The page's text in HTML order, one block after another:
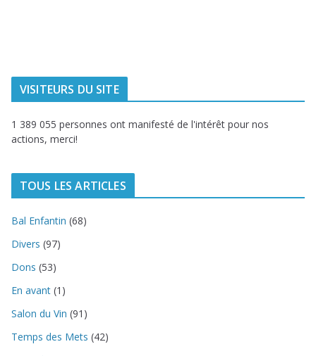
VISITEURS DU SITE
1 389 055 personnes ont manifesté de l'intérêt pour nos
actions, merci!
TOUS LES ARTICLES
Bal Enfantin (68)
Divers (97)
Dons (53)
En avant (1)
Salon du Vin (91)
Temps des Mets (42)